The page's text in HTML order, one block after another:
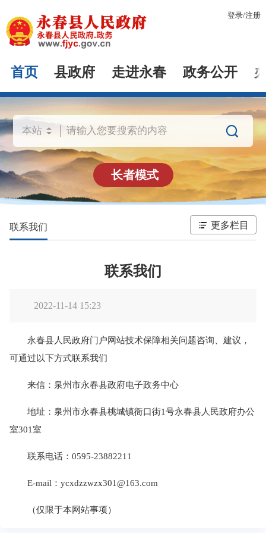
登录/注册
首页 县政府 走进永春 政务公开

长者模式
联系我们 更多栏目
联系我们
2022-11-14 15:23
永春县人民政府门户网站技术保障相关问题咨询、建议，
可通过以下方式联系我们
来信：泉州市永春县政府电子政务中心
地址：泉州市永春县桃城镇衙口街1号永春县人民政府办公
室301室
联系电话：0595-23882211
E-mail：ycxdzzwzx301@163.com
（仅限于本网站事项）